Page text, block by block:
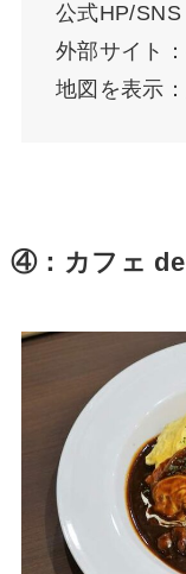
公式HP/SNS
外部サイト
地図を表示：
④：カフェ de